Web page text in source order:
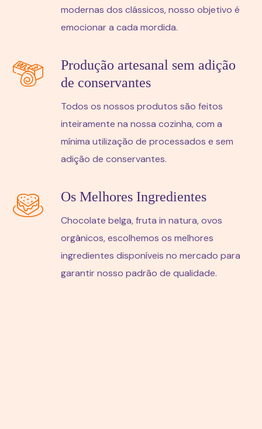
modernas dos clássicos, nosso objetivo é
emocionar a cada mordida.
Produção artesanal sem adição
de conservantes
Todos os nossos produtos são feitos
inteiramente na nossa cozinha, com a
mínima utilização de processados e sem
adição de conservantes.
Os Melhores Ingredientes
Chocolate belga, fruta in natura, ovos
orgânicos, escolhemos os melhores
ingredientes disponíveis no mercado para
garantir nosso padrão de qualidade.